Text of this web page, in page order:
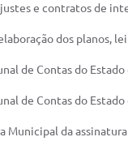
e contratos de
dos planos,
de Contas do
de Contas do
Municipal da